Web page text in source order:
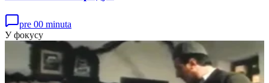
pre 00 minuta
У фокусу